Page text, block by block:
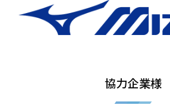
協力企業様